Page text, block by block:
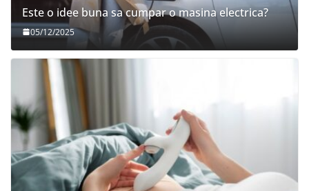
Este o idee buna sa cumpar o masina electrica?
05/12/2025